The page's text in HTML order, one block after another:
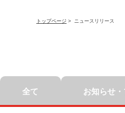
トップページ > ニュースリリース
全て お知らせ・